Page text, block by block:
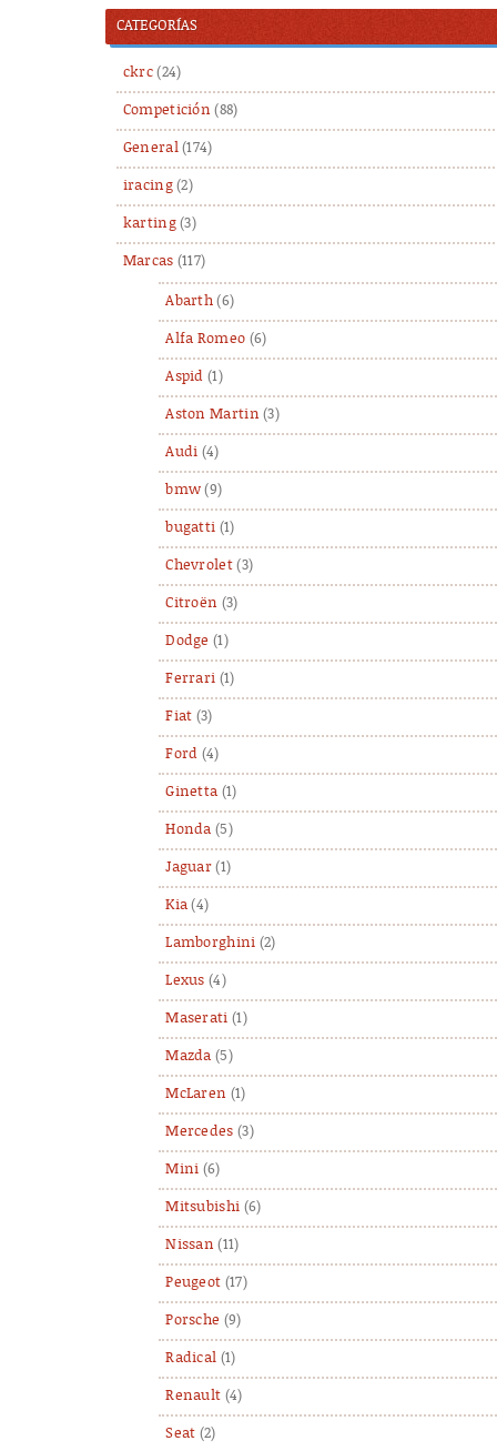
CATEGORÍAS
ckrc(24)
Competición (88)
General(174)
iracing(2)
karting(3)
Marcas (117)
Abarth (6)
Alfa Romeo (6)
Aspid (1)
Aston Martin (3)
Audi (4)
bmw (9)
bugatti (1)
Chevrolet(3)
Citroën (3)
Dodge (1)
Ferrari (1)
Fiat (3)
Ford (4)
Ginetta (1)
Honda (5)
Jaguar (1)
Kia (4)
Lamborghini (2)
Lexus (4)
Maserati (1)
Mazda (5)
McLaren (1)
Mercedes (3)
Mini (6)
Mitsubishi (6)
Nissan (11)
Peugeot (17)
Porsche (9)
Radical (1)
Renault (4)
Seat (2)